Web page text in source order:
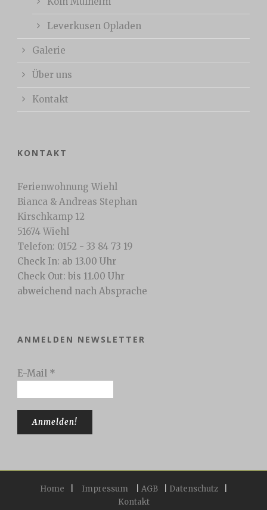
Leverkusen Opladen
Galerie
Über uns
Kontakt
KONTAKT
Ferienwohnung Wiehl
Bianca & Andreas Stephan
Kirschkamp 12
51674 Wiehl
Telefon: 0152 - 33 84 73 19
Check In: ab 13.00 Uhr
Check Out: bis 11.00 Uhr
abweichend nach Absprache
ANMELDEN NEWSLETTER
E-Mail *
Home Impressum AGB Datenschutz
Kontakt